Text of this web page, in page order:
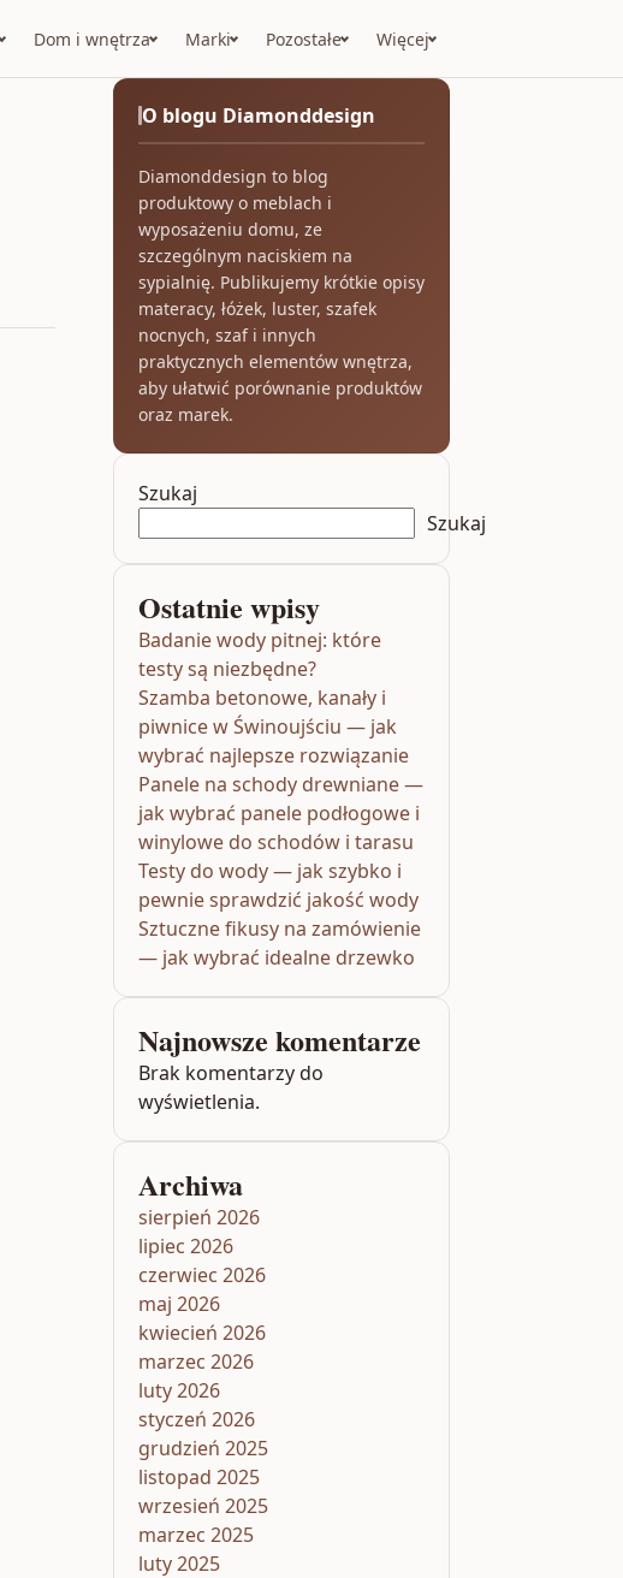
Dom i wnętrza Marki Pozostałe Więcej
O blogu Diamonddesign
Diamonddesign to blog
produktowy o meblach i
wyposażeniu domu, ze
szczególnym naciskiem na
sypialnię. Publikujemy krótkie opisy
materacy, łóżek, luster, szafek
nocnych, szaf i innych
praktycznych elementów wnętrza,
aby ułatwić porównanie produktów
oraz marek.
Szukaj
Szukaj
Ostatnie wpisy
Badanie wody pitnej: które
testy są niezbędne?
Szamba betonowe, kanały i
piwnice w Świnoujściu — jak
wybrać najlepsze rozwiązanie
Panele na schody drewniane —
jak wybrać panele podłogowe i
winylowe do schodów i tarasu
Testy do wody — jak szybko i
pewnie sprawdzić jakość wody
Sztuczne fikusy na zamówienie
— jak wybrać idealne drzewko
Najnowsze komentarze
Brak komentarzy do
wyświetlenia.
Archiwa
sierpień 2026
lipiec 2026
czerwiec 2026
maj 2026
kwiecień 2026
marzec 2026
luty 2026
styczeń 2026
grudzień 2025
listopad 2025
wrzesień 2025
marzec 2025
luty 2025